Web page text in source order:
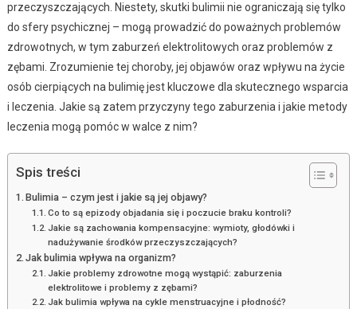
przeczyszczających. Niestety, skutki bulimii nie ograniczają się tylko
do sfery psychicznej – mogą prowadzić do poważnych problemów
zdrowotnych, w tym zaburzeń elektrolitowych oraz problemów z
zębami. Zrozumienie tej choroby, jej objawów oraz wpływu na życie
osób cierpiących na bulimię jest kluczowe dla skutecznego wsparcia
i leczenia. Jakie są zatem przyczyny tego zaburzenia i jakie metody
leczenia mogą pomóc w walce z nim?
Spis treści
Bulimia – czym jest i jakie są jej objawy?
Co to są epizody objadania się i poczucie braku kontroli?
Jakie są zachowania kompensacyjne: wymioty, głodówki i
nadużywanie środków przeczyszczających?
Jak bulimia wpływa na organizm?
Jakie problemy zdrowotne mogą wystąpić: zaburzenia
elektrolitowe i problemy z zębami?
Jak bulimia wpływa na cykle menstruacyjne i płodność?